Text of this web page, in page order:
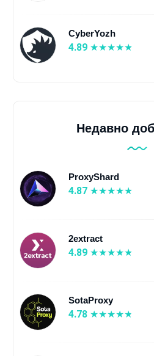
CyberYozh
4.89
Недавно
ProxyShard
4.87
2extract
4.89
SotaProxy
4.78